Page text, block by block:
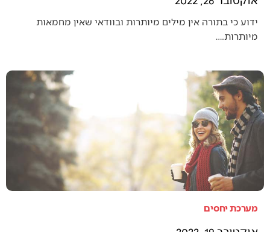
ידוע כי בתורה אין מילים מיותרות ובוודאי שאין מחמאות
מיותרות.…
מערכת יחסים